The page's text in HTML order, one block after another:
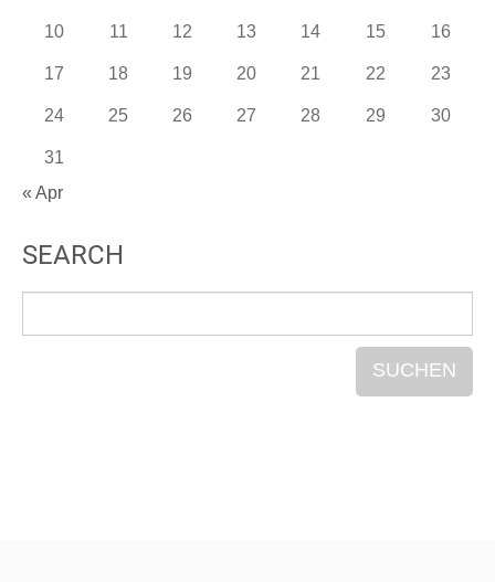
10 11 12 13 14 15 16
17 18 19 20 21 22 23
24 25 26 27 28 29 30
31
« Apr
SEARCH